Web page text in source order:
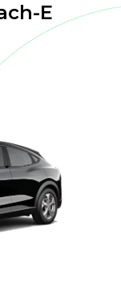
E